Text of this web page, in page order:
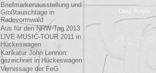
Briefmarkenausstellung und
Großtauschtage in
Radevormwald
Aus für den NRW-Tag 2013
LIVE-MUSIC-TOUR 2011 in
Hückeswagen
Karikatur John Lennon:
gezeichnet in Hückeswagen
Vernissage der FeG